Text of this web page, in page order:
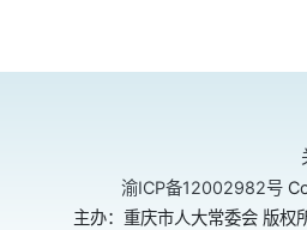
渝ICP备12002982号
主办：重庆市人大常委会 版